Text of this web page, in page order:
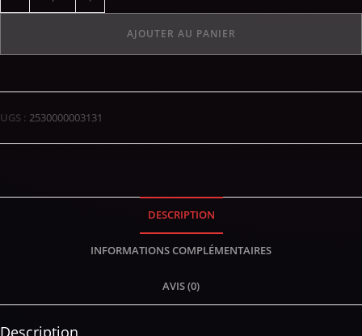
AJOUTER AU PANIER
UGS : 2530000003131
DESCRIPTION
INFORMATIONS COMPLÉMENTAIRES
AVIS (0)
Description